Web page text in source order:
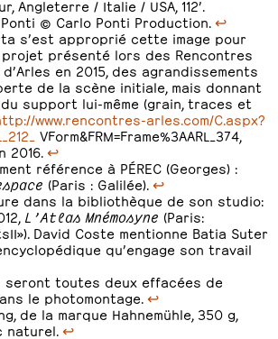
Angleterre / Italie / USA, 112’.
© Carlo Ponti Production. ↩
s’est approprié cette image pour
projet présenté lors des Rencontres
en 2015, des agrandissements
de la scène initiale, mais donnant
support lui-même (grain, traces et
www.rencontres-arles.com/C.aspx?
VForm&FRM=Frame%3AARL_374,
2016. ↩
référence à PÉREC (Georges) :
(Paris : Galilée). ↩
dans la bibliothèque de son studio:
L’Atlas Mnémosyne (Paris:
David Coste mentionne Batia Suter
qu’engage son travail
seront toutes deux effacées de
le photomontage. ↩
de la marque Hahnemühle, 350 g,
naturel. ↩